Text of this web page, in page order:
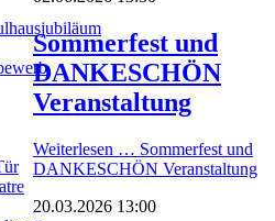
Sommerfest und
DANKESCHÖN
Veranstaltung
Weiterlesen … Sommerfest und
DANKESCHÖN Veranstaltung
20.03.2026 13:00